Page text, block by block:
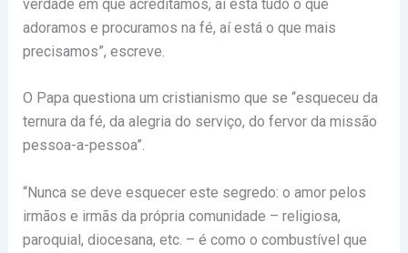
verdade em que acreditamos, aí está tudo o que
adoramos e procuramos na fé, aí está o que mais
precisamos”, escreve.
O Papa questiona um cristianismo que se “esqueceu da
ternura da fé, da alegria do serviço, do fervor da missão
pessoa-a-pessoa”.
“Nunca se deve esquecer este segredo: o amor pelos
irmãos e irmãs da própria comunidade – religiosa,
paroquial, diocesana, etc. – é como o combustível que